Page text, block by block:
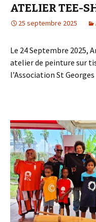
ATELIER TEE-
25 septembre 2025
Le 24 Septembre 2025,
atelier de peinture sur
l’Association St